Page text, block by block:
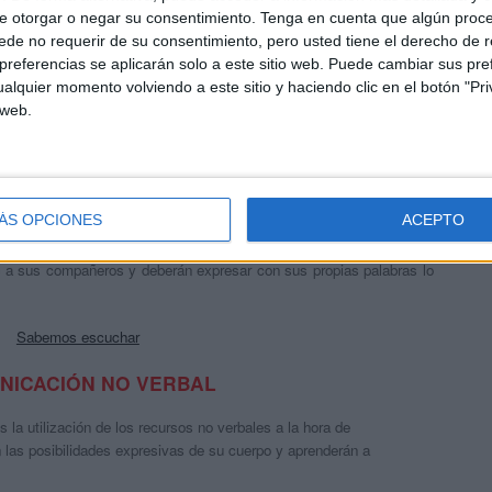
otorgar o negar su consentimiento. Tenga en cuenta que algún
no requerir de su consentimiento, pero usted tiene el derecho de
se aplicarán solo a este sitio web. Puede cambiar sus
momento volviendo a este sitio y haciendo clic en el botón
OPCIONES ACEPTO
de sus compañeros.
Lo que me gusta
niños deben aprender, es pedir las cosas “por favor” y saber dar
practicarán estas expresiones de cortesía y descubrirán cuándo
Por favor me dejas
lo que dicen los demás. A través de un divertido juego nuestros
sus compañeros y deberán expresar con sus propias palabras lo
Sabemos escuchar
NO VERBAL
la utilización de los recursos no verbales a la hora de
posibilidades expresivas de su cuerpo y aprenderán a